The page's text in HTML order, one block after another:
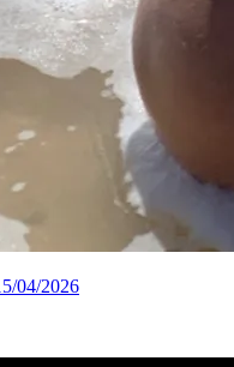
04/2026